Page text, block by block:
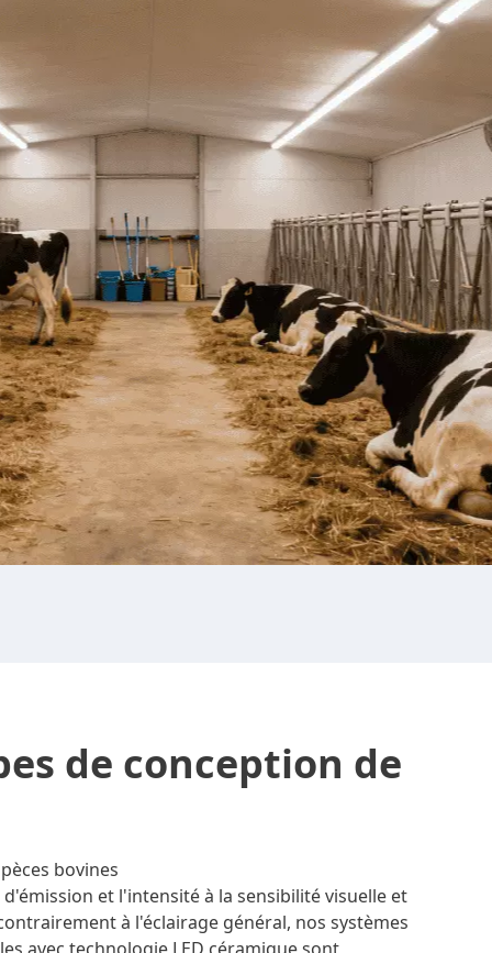
de conception de
bovines
et l'intensité à la sensibilité visuelle et
à l'éclairage général, nos systèmes